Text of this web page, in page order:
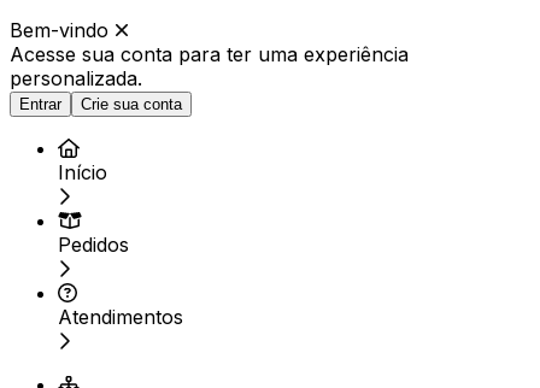
Bem-vindo
Acesse sua conta para ter uma experiência
personalizada.
Entrar Crie sua conta
Início
Pedidos
Atendimentos